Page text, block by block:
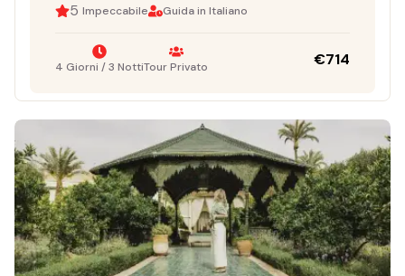
5 Impeccabile Guida in Italiano
4 Giorni / 3 NottiTour Privato €714